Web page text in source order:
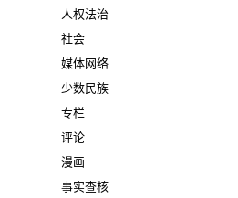
人权法治
社会
媒体网络
少数民族
专栏
评论
漫画
事实查核